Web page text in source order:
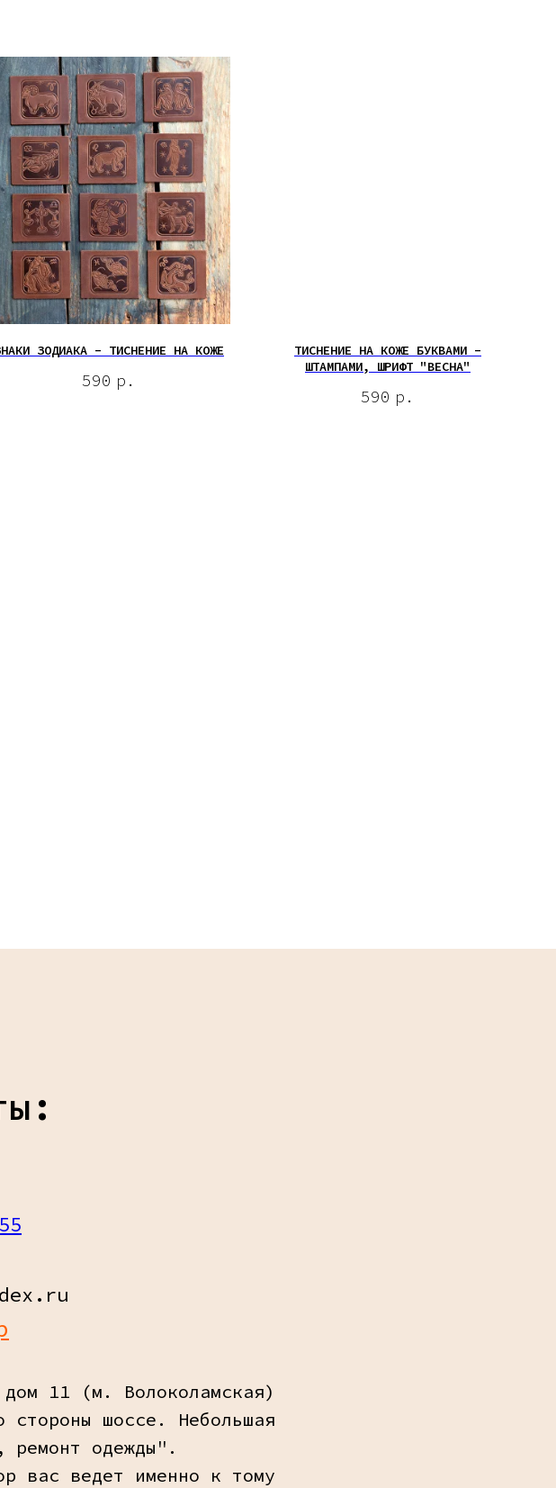
ЗОДИАКА - ТИСНЕНИЕ НА КОЖЕ
590 р.
ТИСНЕНИЕ НА КОЖЕ БУКВАМИ -
ШТАМПАМИ, ШРИФТ "ВЕСНА"
590 р.
11 (м. Волоколамская)
шоссе. Небольшая
ремонт одежды".
вас ведет именно к тому